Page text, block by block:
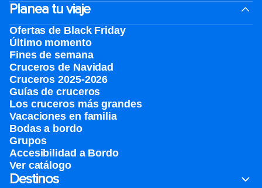
Planea tu viaje
Ofertas de Black Friday
Último momento
Fines de semana
Cruceros de Navidad
Cruceros 2025-2026
Guías de cruceros
Los cruceros más grandes
Vacaciones en familia
Bodas a bordo
Grupos
Accesibilidad a Bordo
Ver catálogo
Destinos